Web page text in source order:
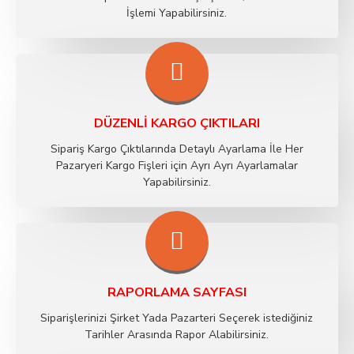
İşlemi Yapabilirsiniz.
DÜZENLI KARGO ÇIKTILARI
Sipariş Kargo Çıktılarında Detaylı Ayarlama İle Her
Pazaryeri Kargo Fişleri için Ayrı Ayrı Ayarlamalar
Yapabilirsiniz.
RAPORLAMA SAYFASI
Siparişlerinizi Şirket Yada Pazarteri Seçerek istediğiniz
Tarihler Arasında Rapor Alabilirsiniz.